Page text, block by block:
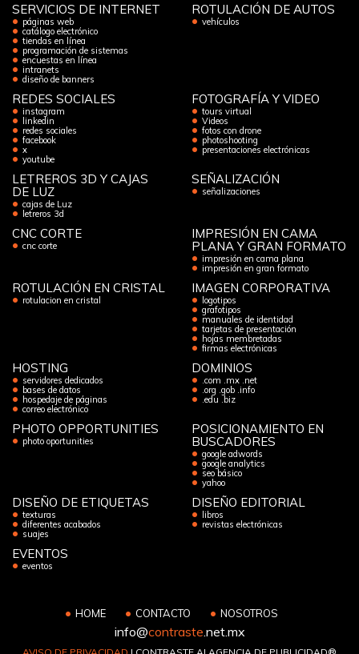
SERVICIOS DE INTERNET
páginas web
catálogo electrónico
tiendas en línea
programación de sistemas
encuestas en línea
intranets
diseño de banners
ROTULACIÓN DE AUTOS
vehículos
REDES SOCIALES
instagram
linkedin
redes sociales
facebook
x
youtube
FOTOGRAFÍA Y VIDEO
tours virtual
Videos
fotos con drone
photoshooting
presentaciones electrónicas
LETREROS 3D Y CAJAS
DE LUZ
cajas de Luz
letreros 3d
SEÑALIZACIÓN
señalizaciones
CNC CORTE
cnc corte
IMPRESIÓN EN CAMA
PLANA Y GRAN FORMATO
impresión en cama plana
impresión en gran formato
ROTULACIÓN EN CRISTAL
rotulacion en cristal
IMAGEN CORPORATIVA
logotipos
grafotipos
manuales de identidad
tarjetas de presentación
hojas membretadas
firmas electrónicas
HOSTING
servidores dedicados
bases de datos
hospedaje de páginas
correo electrónico
DOMINIOS
.com .mx .net
.org .gob .info
.edu .biz
PHOTO OPPORTUNITIES
photo oportunities
POSICIONAMIENTO EN
BUSCADORES
google adwords
google analytics
seo básico
yahoo
DISEÑO DE ETIQUETAS
texturas
diferentes acabados
suajes
DISEÑO EDITORIAL
libros
revistas electrónicas
EVENTOS
eventos
HOME CONTACTO NOSOTROS
info@contraste .net.mx